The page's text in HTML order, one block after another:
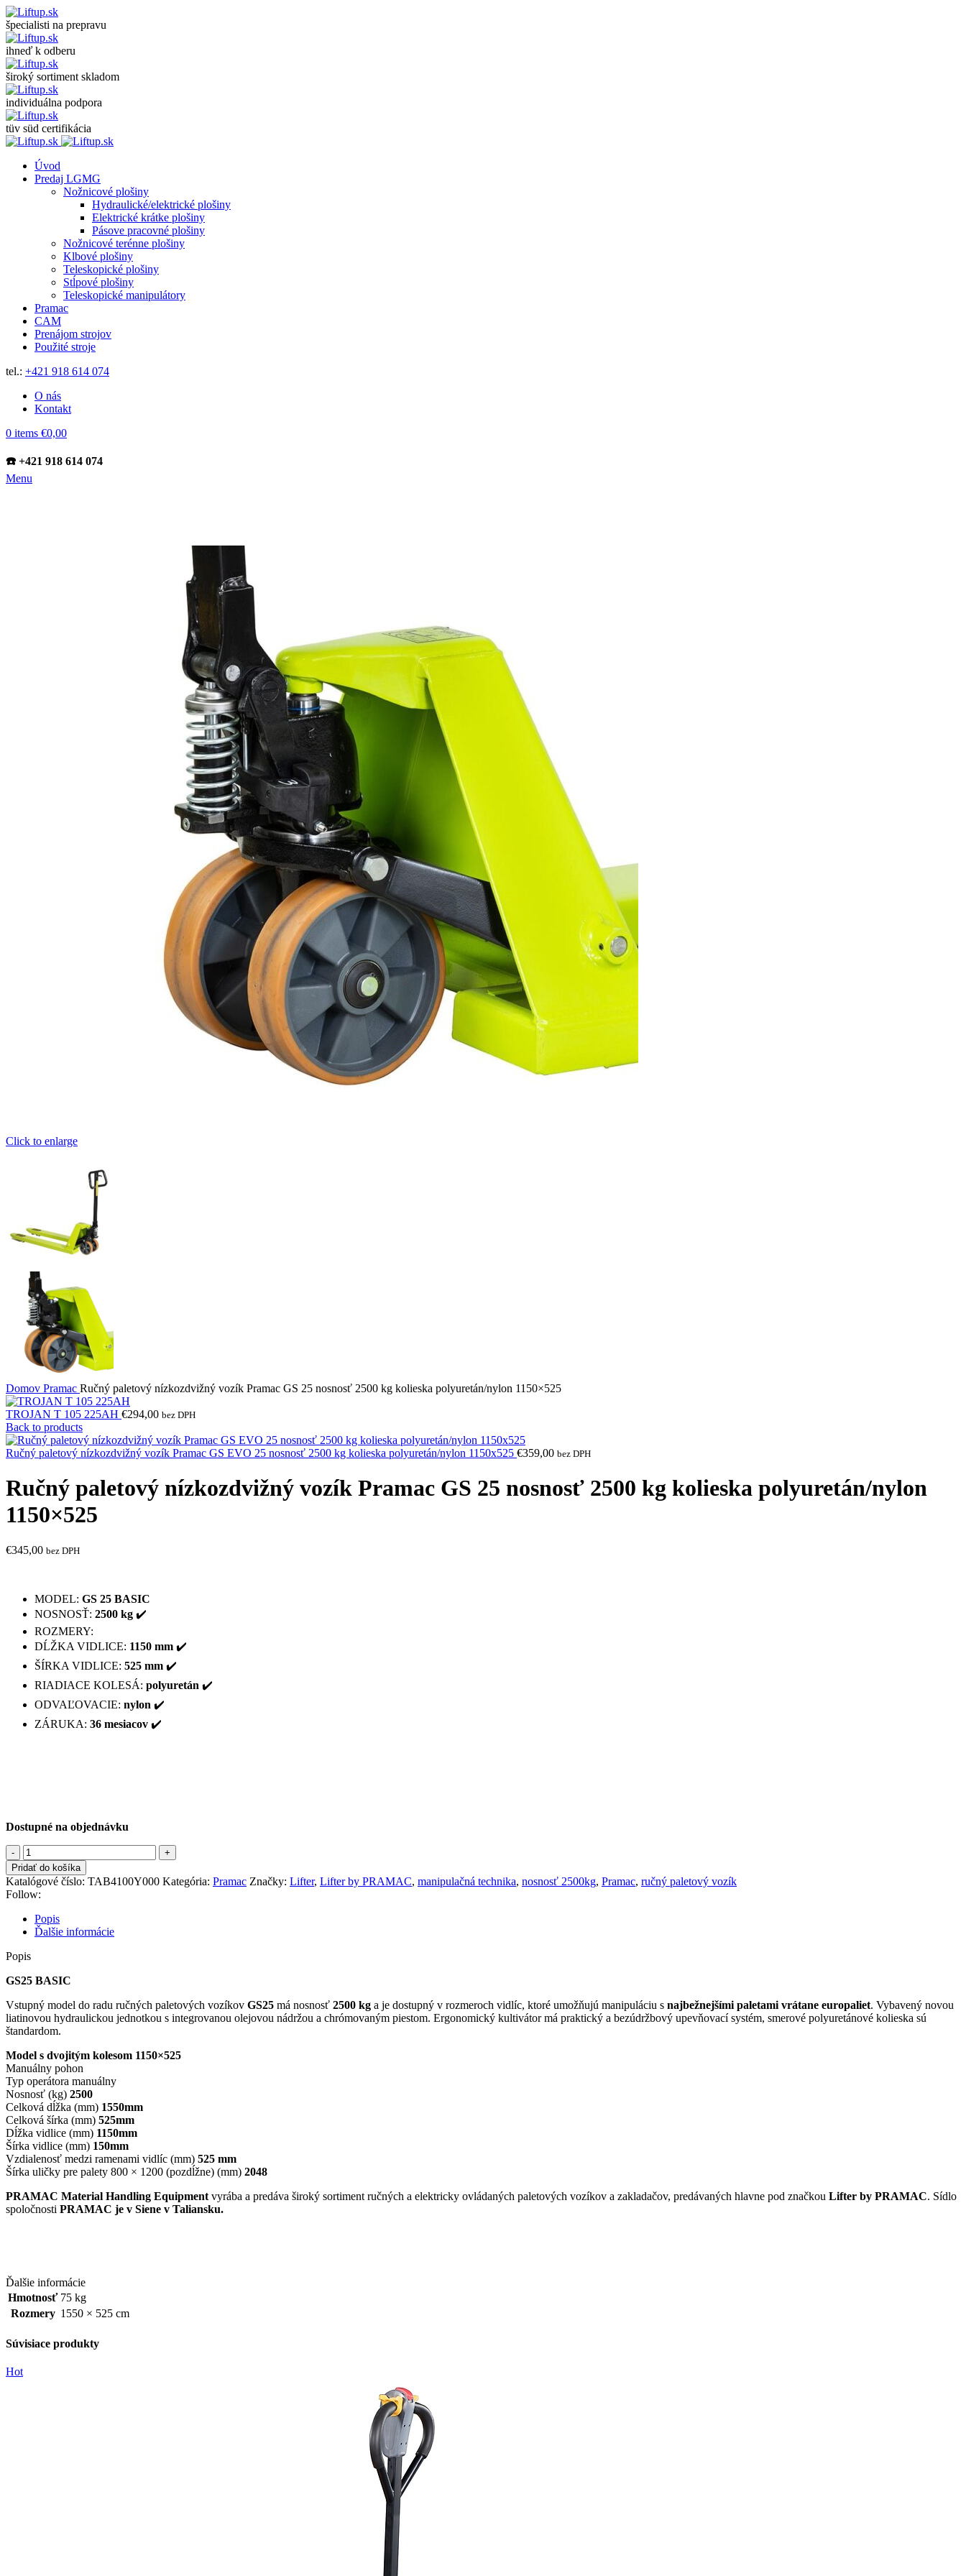
špecialisti na prepravu
ihneď k odberu
široký sortiment skladom
individuálna podpora
tüv süd certifikácia
Úvod
Predaj LGMG
Nožnicové plošiny
Hydraulické/elektrické plošiny
Elektrické krátke plošiny
Pásove pracovné plošiny
Nožnicové terénne plošiny
Klbové plošiny
Teleskopické plošiny
Stĺpové plošiny
Teleskopické manipulátory
Pramac
CAM
Prenájom strojov
Použité stroje
tel.: +421 918 614 074
O nás
Kontakt
0 items €0,00
☎️ +421 918 614 074
Menu
Click to enlarge
Domov Pramac Ručný paletový nízkozdvižný vozík Pramac GS 25 nosnosť 2500 kg kolieska polyuretán/nylon 1150×525
TROJAN T 105 225AH €294,00 bez DPH
Back to products
Ručný paletový nízkozdvižný vozík Pramac GS EVO 25 nosnosť 2500 kg kolieska polyuretán/nylon 1150x525 €359,00 bez DPH
Ručný paletový nízkozdvižný vozík Pramac GS 25 nosnosť 2500 kg kolieska polyuretán/nylon
1150×525
€345,00 bez DPH
MODEL: GS 25 BASIC
NOSNOSŤ: 2500 kg ✔️
ROZMERY:
DĹŽKA VIDLICE: 1150 mm ✔️
ŠÍRKA VIDLICE: 525 mm ✔️
RIADIACE KOLESÁ: polyuretán ✔️
ODVAĽOVACIE: nylon ✔️
ZÁRUKA: 36 mesiacov ✔️
Dostupné na objednávku
množstvo
Ručný
paletový
nízkozdvižný
vozík
Pramac
GS
nosnosť
kg
polyuretán/nylon
1150x525
Pridať do košíka
Katalógové číslo: TAB4100Y000 Kategória: Pramac Značky: Lifter, Lifter by PRAMAC, manipulačná technika, nosnosť 2500kg, Pramac, ručný paletový vozík
Follow:
Popis
Ďalšie informácie
Popis
GS25 BASIC
Vstupný model do radu ručných paletových vozíkov GS25 má nosnosť 2500 kg a je dostupný v rozmeroch vidlíc, ktoré umožňujú manipuláciu s najbežnejšími paletami vrátane europaliet. Vybavený novou
liatinovou hydraulickou jednotkou s integrovanou olejovou nádržou a chrómovaným piestom. Ergonomický kultivátor má praktický a bezúdržbový upevňovací systém, smerové polyuretánové kolieska sú
štandardom.
Model s dvojitým kolesom 1150×525
Manuálny pohon
Typ operátora manuálny
Nosnosť (kg) 2500
Celková dĺžka (mm) 1550mm
Celková šírka (mm) 525mm
Dĺžka vidlice (mm) 1150mm
Šírka vidlice (mm) 150mm
Vzdialenosť medzi ramenami vidlíc (mm) 525 mm
Šírka uličky pre palety 800 × 1200 (pozdĺžne) (mm) 2048
PRAMAC Material Handling Equipment vyrába a predáva široký sortiment ručných a elektricky ovládaných paletových vozíkov a zakladačov, predávaných hlavne pod značkou Lifter by PRAMAC. Sídlo
spoločnosti PRAMAC je v Siene v Taliansku.
Ďalšie informácie
Hmotnosť 75 kg
Rozmery 1550 × 525 cm
Súvisiace produkty
Hot